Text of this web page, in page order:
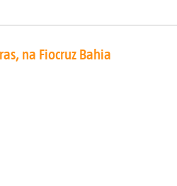
Canais
na Fiocruz Bahia